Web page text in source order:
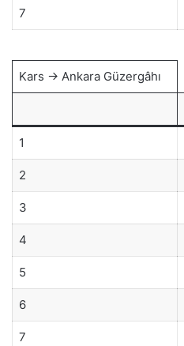
7
Kars → Ankara Güzergâhı
1
2
3
4
5
6
7